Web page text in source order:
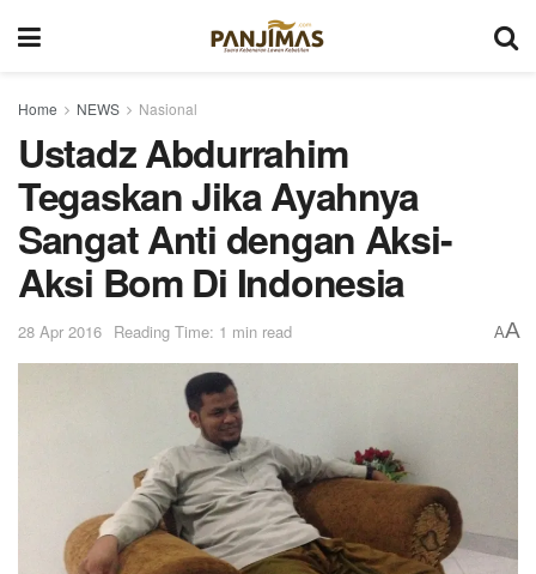
Home NEWS Nasional
Ustadz Abdurrahim
Tegaskan Jika Ayahnya
Sangat Anti dengan Aksi-
Aksi Bom Di Indonesia
28 Apr 2016 Reading Time: 1 min read AA